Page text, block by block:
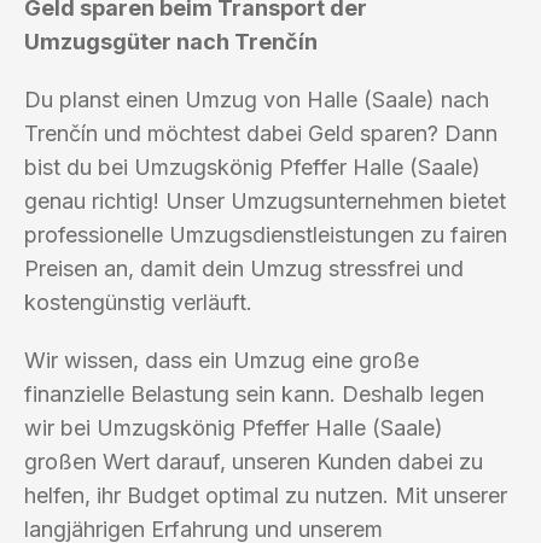
Geld sparen beim Transport der
Umzugsgüter nach Trenčín
Du planst einen Umzug von Halle (Saale) nach
Trenčín und möchtest dabei Geld sparen? Dann
bist du bei Umzugskönig Pfeffer Halle (Saale)
genau richtig! Unser Umzugsunternehmen bietet
professionelle Umzugsdienstleistungen zu fairen
Preisen an, damit dein Umzug stressfrei und
kostengünstig verläuft.
Wir wissen, dass ein Umzug eine große
finanzielle Belastung sein kann. Deshalb legen
wir bei Umzugskönig Pfeffer Halle (Saale)
großen Wert darauf, unseren Kunden dabei zu
helfen, ihr Budget optimal zu nutzen. Mit unserer
langjährigen Erfahrung und unserem